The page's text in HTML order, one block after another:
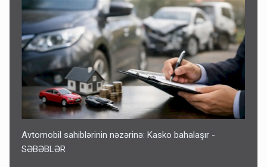
Avtomobil sahiblərinin nəzərinə: Kasko bahalaşır -
SƏBƏBLƏR